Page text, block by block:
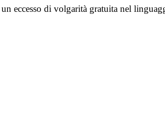
eccesso di volgarità gratuita nel